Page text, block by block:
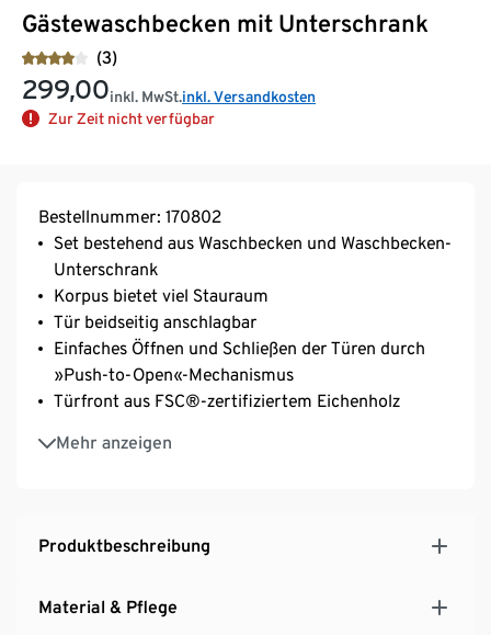
Gästewaschbecken mit Unterschrank
(3)
299,00inkl. MwSt.inkl. Versandkosten
Zur Zeit nicht verfügbar
Bestellnummer: 170802
Set bestehend aus Waschbecken und Waschbecken-
Unterschrank
Korpus bietet viel Stauraum
Tür beidseitig anschlagbar
Einfaches Öffnen und Schließen der Türen durch
»Push-to-Open«-Mechanismus
Türfront aus FSC®-zertifiziertem Eichenholz
Mehr anzeigen
Korpus aus FSC®-zertifizierter Holzwerkstoffplatte
mit FSC®-zertifiziertem Eichenfurnier
Set kommt ohne Ablaufgarnitur und Armatur
Produktbeschreibung
Material & Pflege